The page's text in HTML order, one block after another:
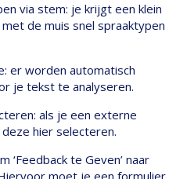
via stem: je krijgt een klein
de muis snel spraaktypen
er worden automatisch
je tekst te analyseren.
als je een externe
hier selecteren.
‘Feedback te Geven’ naar
moet je een formulier